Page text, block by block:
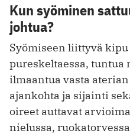
Kun syöminen
johtua?
Syömiseen liittyvä kipu
pureskeltaessa, tuntua
ilmaantua vasta
ajankohta ja sijainti
oireet auttavat
nielussa,